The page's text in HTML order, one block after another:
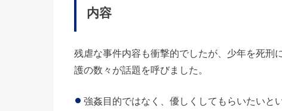
内容
残虐な事件内容も衝撃的でしたが、少年を死刑
護の数々が話題を呼びました。
強姦目的ではなく、優しくしてもらいたいと